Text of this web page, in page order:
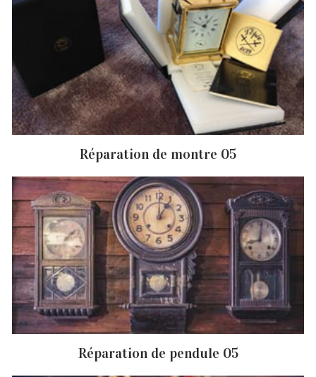
Réparation de montre 05
Réparation de pendule 05